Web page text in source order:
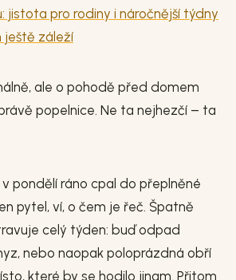
jistota pro rodiny i náročnější týdny
ještě záleží
ale o pohodě před domem
popelnice. Ne ta nejhezčí – ta
pondělí ráno cpal do přeplněné
pytel, ví, o čem je řeč. Špatně
celý týden: buď odpad
nebo naopak poloprázdná obří
které by se hodilo jinam. Přitom